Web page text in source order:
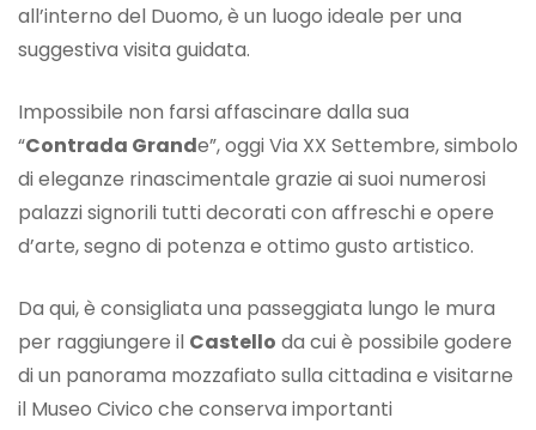
all’interno del Duomo, è un luogo ideale per una
suggestiva visita guidata.
Impossibile non farsi affascinare dalla sua
“Contrada Grande”, oggi Via XX Settembre, simbolo
di eleganze rinascimentale grazie ai suoi numerosi
palazzi signorili tutti decorati con affreschi e opere
d’arte, segno di potenza e ottimo gusto artistico.
Da qui, è consigliata una passeggiata lungo le mura
per raggiungere il Castello da cui è possibile godere
di un panorama mozzafiato sulla cittadina e visitarne
il Museo Civico che conserva importanti